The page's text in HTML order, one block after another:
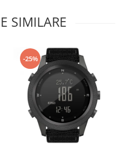
SIMILARE
-25%